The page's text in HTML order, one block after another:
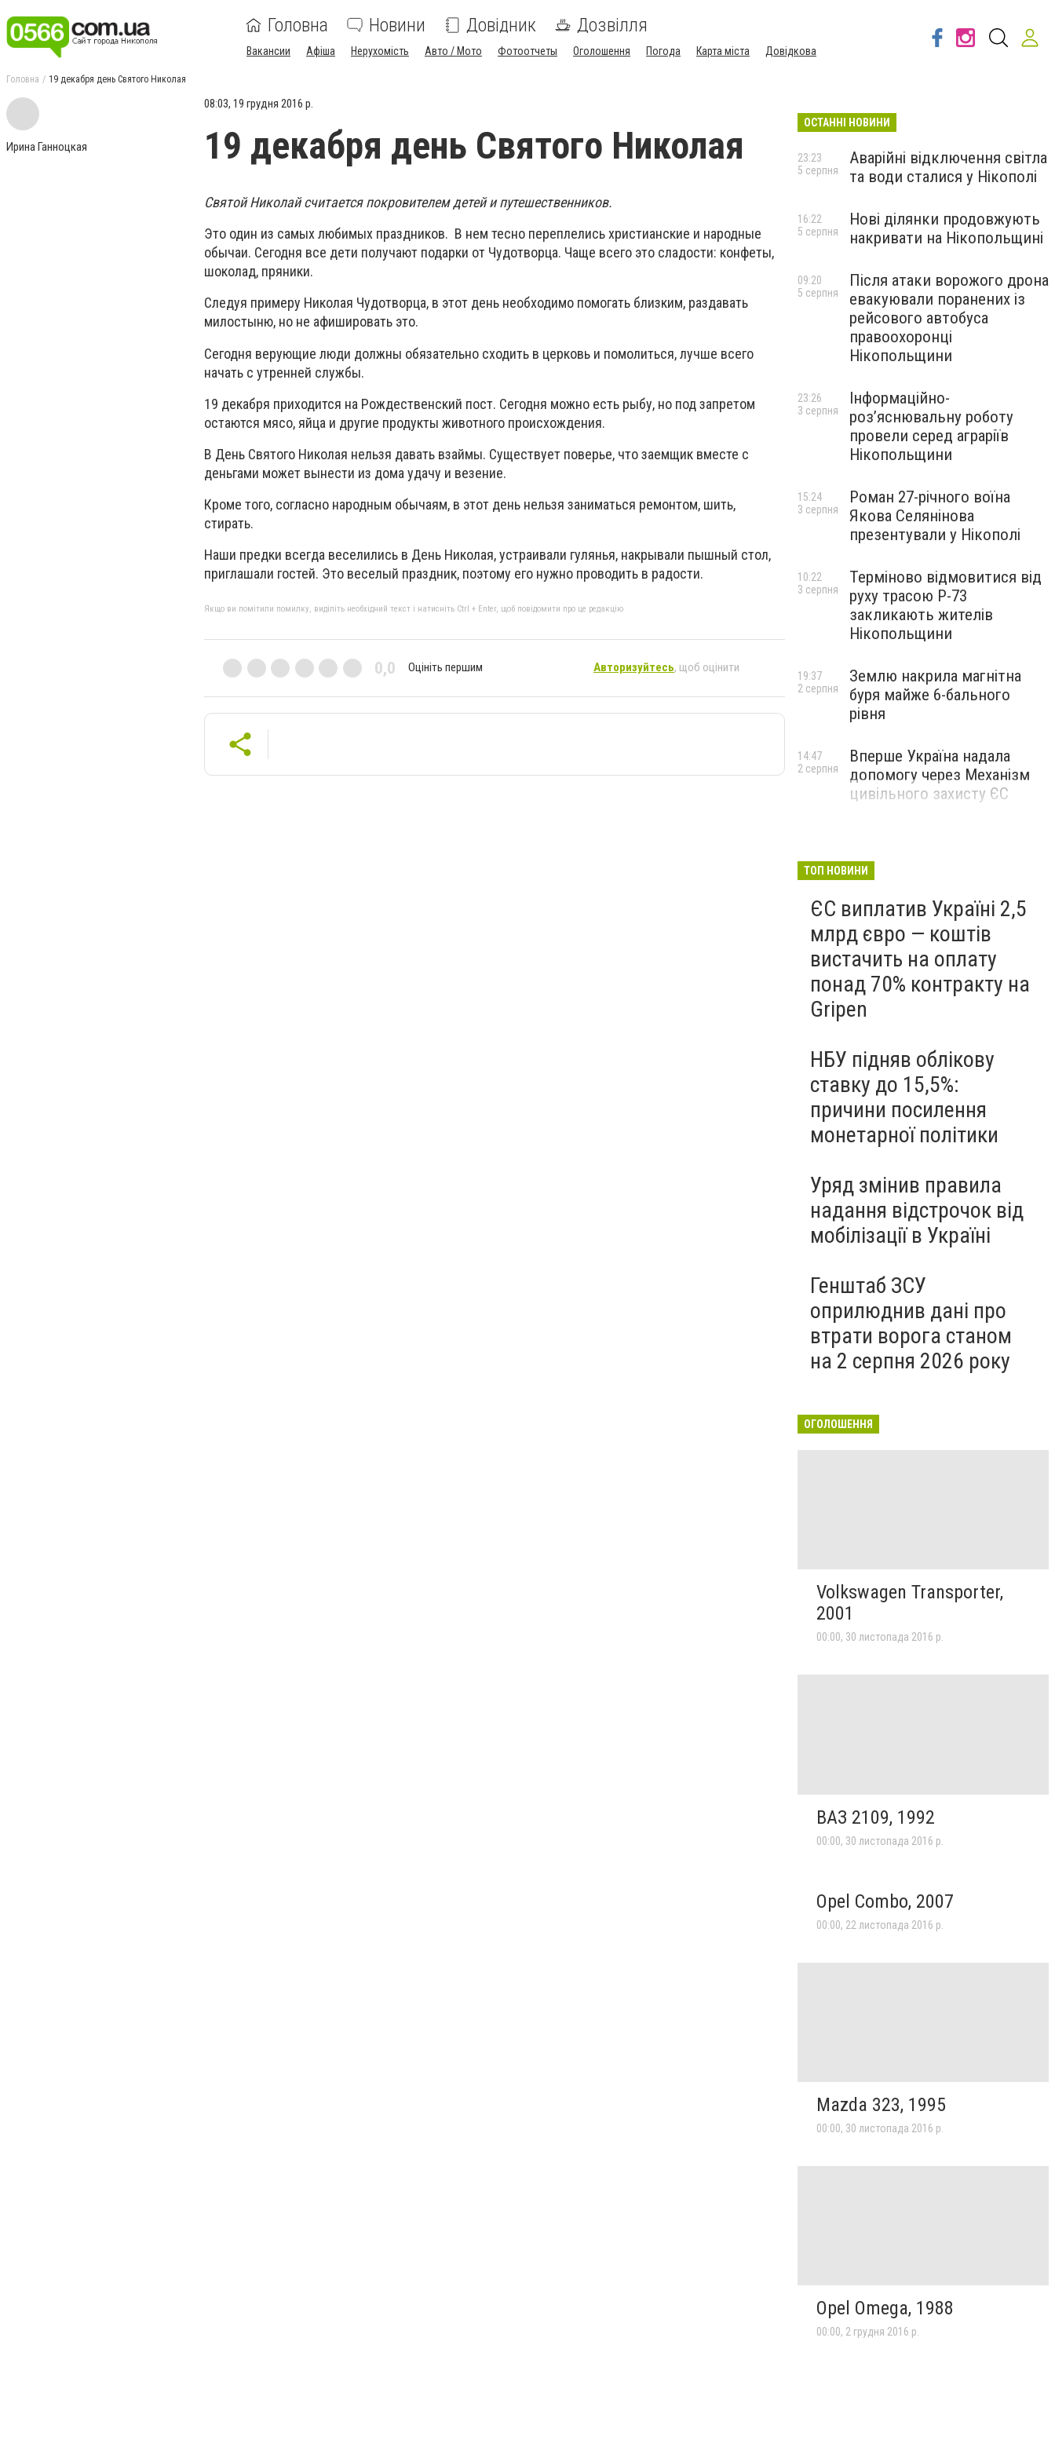
Головна Новини Довідник Дозвілля
Вакансии Афіша Нерухомість Авто / Мото Фотоотчеты Оголошення Погода Карта міста Довідкова
Головна 19 декабря день Святого Николая
Ирина Ганноцкая
08:03, 19 грудня 2016 р.
19 декабря день Святого Николая
Святой Николай считается покровителем детей и путешественников.
Это один из самых любимых праздников. В нем тесно переплелись христианские и народные
обычаи. Сегодня все дети получают подарки от Чудотворца. Чаще всего это сладости: конфеты,
шоколад, пряники.
Следуя примеру Николая Чудотворца, в этот день необходимо помогать близким, раздавать
милостыню, но не афишировать это.
Сегодня верующие люди должны обязательно сходить в церковь и помолиться, лучше всего
начать с утренней службы.
19 декабря приходится на Рождественский пост. Сегодня можно есть рыбу, но под запретом
остаются мясо, яйца и другие продукты животного происхождения.
В День Святого Николая нельзя давать взаймы. Существует поверье, что заемщик вместе с
деньгами может вынести из дома удачу и везение.
Кроме того, согласно народным обычаям, в этот день нельзя заниматься ремонтом, шить,
стирать.
Наши предки всегда веселились в День Николая, устраивали гулянья, накрывали пышный стол,
приглашали гостей. Это веселый праздник, поэтому его нужно проводить в радости.
Якщо ви помітили помилку, виділіть необхідний текст і натисніть Ctrl + Enter, щоб повідомити про це редакцію
0,0 Оцініть першим Авторизуйтесь, щоб оцінити
ОСТАННІ НОВИНИ
Аварійні відключення світла
та води сталися у Нікополі
23:23
5 серпня
Нові ділянки продовжують
накривати на Нікопольщині
16:22
5 серпня
Після атаки ворожого дрона
евакуювали поранених із
рейсового автобуса
правоохоронці
Нікопольщини
09:20
5 серпня
Інформаційно-
роз’яснювальну роботу
провели серед аграріїв
Нікопольщини
23:26
3 серпня
Роман 27-річного воїна
Якова Селянінова
презентували у Нікополі
15:24
3 серпня
Терміново відмовитися від
руху трасою Р-73
закликають жителів
Нікопольщини
10:22
3 серпня
Землю накрила магнітна
буря майже 6-бального
рівня
19:37
2 серпня
Вперше Україна надала
допомогу через Механізм
цивільного захисту ЄС
14:47
2 серпня
ТОП НОВИНИ
ЄС виплатив Україні 2,5
млрд євро — коштів
вистачить на оплату
понад 70% контракту на
Gripen
НБУ підняв облікову
ставку до 15,5%:
причини посилення
монетарної політики
Уряд змінив правила
надання відстрочок від
мобілізації в Україні
Генштаб ЗСУ
оприлюднив дані про
втрати ворога станом
на 2 серпня 2026 року
ОГОЛОШЕННЯ
Volkswagen Transporter,
2001
00:00, 30 листопада 2016 р.
ВАЗ 2109, 1992
00:00, 30 листопада 2016 р.
Opel Combo, 2007
00:00, 22 листопада 2016 р.
Mazda 323, 1995
00:00, 30 листопада 2016 р.
Opel Omega, 1988
00:00, 2 грудня 2016 р.